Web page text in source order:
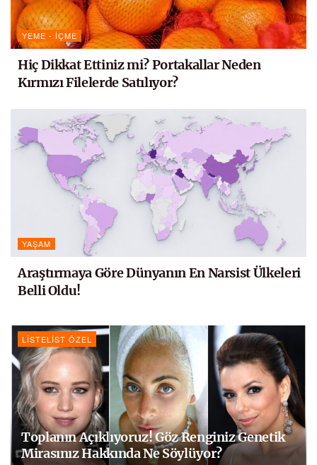
YEME - İÇME
Hiç Dikkat Ettiniz mi? Portakallar Neden
Kırmızı Filelerde Satılıyor?
YAŞAM
Araştırmaya Göre Dünyanın En Narsist Ülkeleri
Belli Oldu!
LISTELIST ÖZEL
Toplanın Açıklıyoruz! Göz Renginiz Genetik
Mirasınız Hakkında Ne Söylüyor?